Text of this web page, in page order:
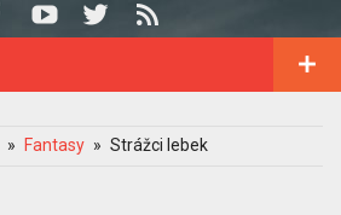
Fantasy Strážci lebek